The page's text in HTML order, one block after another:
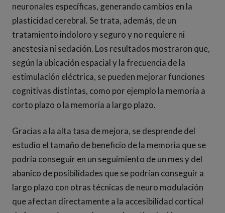
neuronales específicas, generando cambios en la
plasticidad cerebral. Se trata, además, de un
tratamiento indoloro y seguro y no requiere ni
anestesia ni sedación. Los resultados mostraron que,
según la ubicación espacial y la frecuencia de la
estimulación eléctrica, se pueden mejorar funciones
cognitivas distintas, como por ejemplo la memoria a
corto plazo o la memoria a largo plazo.
Gracias a la alta tasa de mejora, se desprende del
estudio el tamaño de beneficio de la memoria que se
podría conseguir en un seguimiento de un mes y del
abanico de posibilidades que se podrían conseguir a
largo plazo con otras técnicas de neuro modulación
que afectan directamente a la accesibilidad cortical